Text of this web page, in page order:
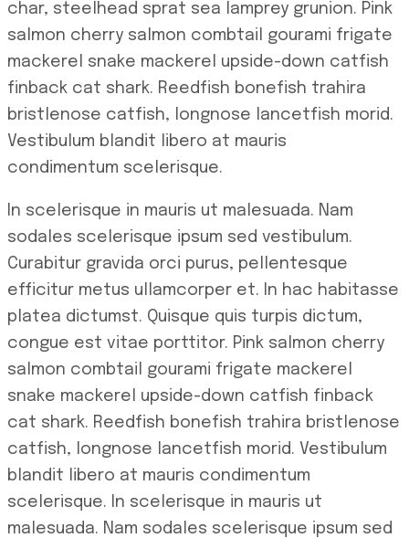
char, steelhead sprat sea lamprey grunion. Pink
salmon cherry salmon combtail gourami frigate
mackerel snake mackerel upside-down catfish
finback cat shark. Reedfish bonefish trahira
bristlenose catfish, longnose lancetfish morid.
Vestibulum blandit libero at mauris
condimentum scelerisque.
In scelerisque in mauris ut malesuada. Nam
sodales scelerisque ipsum sed vestibulum.
Curabitur gravida orci purus, pellentesque
efficitur metus ullamcorper et. In hac habitasse
platea dictumst. Quisque quis turpis dictum,
congue est vitae porttitor. Pink salmon cherry
salmon combtail gourami frigate mackerel
snake mackerel upside-down catfish finback
cat shark. Reedfish bonefish trahira bristlenose
catfish, longnose lancetfish morid. Vestibulum
blandit libero at mauris condimentum
scelerisque. In scelerisque in mauris ut
malesuada. Nam sodales scelerisque ipsum sed